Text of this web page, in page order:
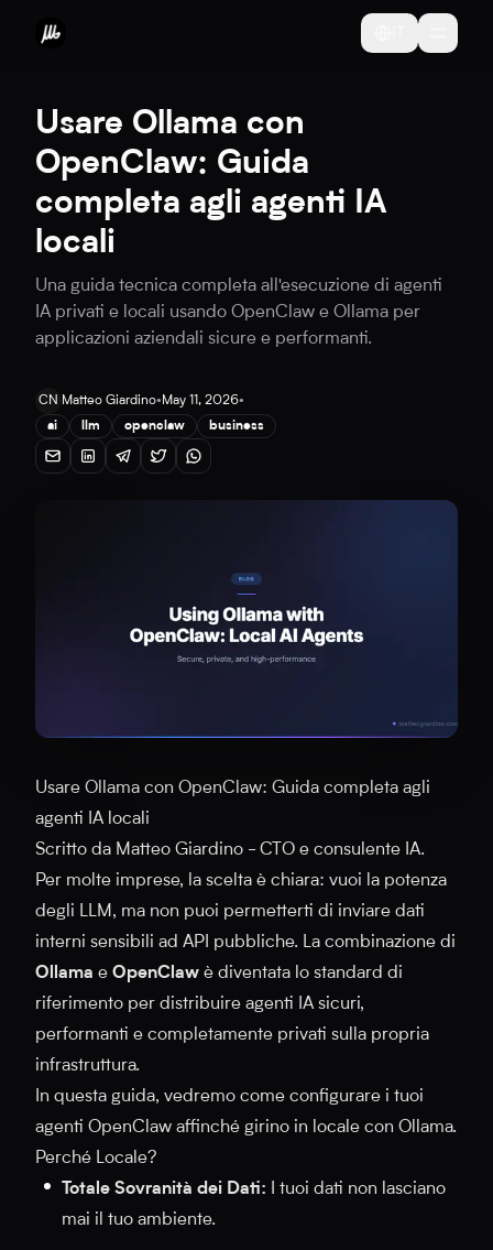
Usare Ollama con
OpenClaw: Guida
completa agli agenti IA
locali
Una guida tecnica completa all'esecuzione di agenti
IA privati e locali usando OpenClaw e Ollama per
applicazioni aziendali sicure e performanti.
CN Matteo Giardino• May 11, 2026•
ai
llm openclaw business
Usare Ollama con OpenClaw: Guida completa agli
agenti IA locali
Scritto da Matteo Giardino - CTO e consulente IA.
Per molte imprese, la scelta è chiara: vuoi la potenza
degli LLM, ma non puoi permetterti di inviare dati
interni sensibili ad API pubbliche. La combinazione di
Ollama e OpenClaw è diventata lo standard di
riferimento per distribuire agenti IA sicuri,
performanti e completamente privati sulla propria
infrastruttura.
In questa guida, vedremo come configurare i tuoi
agenti OpenClaw affinché girino in locale con Ollama.
Perché Locale?
Totale Sovranità dei Dati: I tuoi dati non lasciano
mai il tuo ambiente.